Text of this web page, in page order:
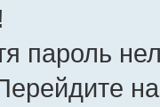
пароль